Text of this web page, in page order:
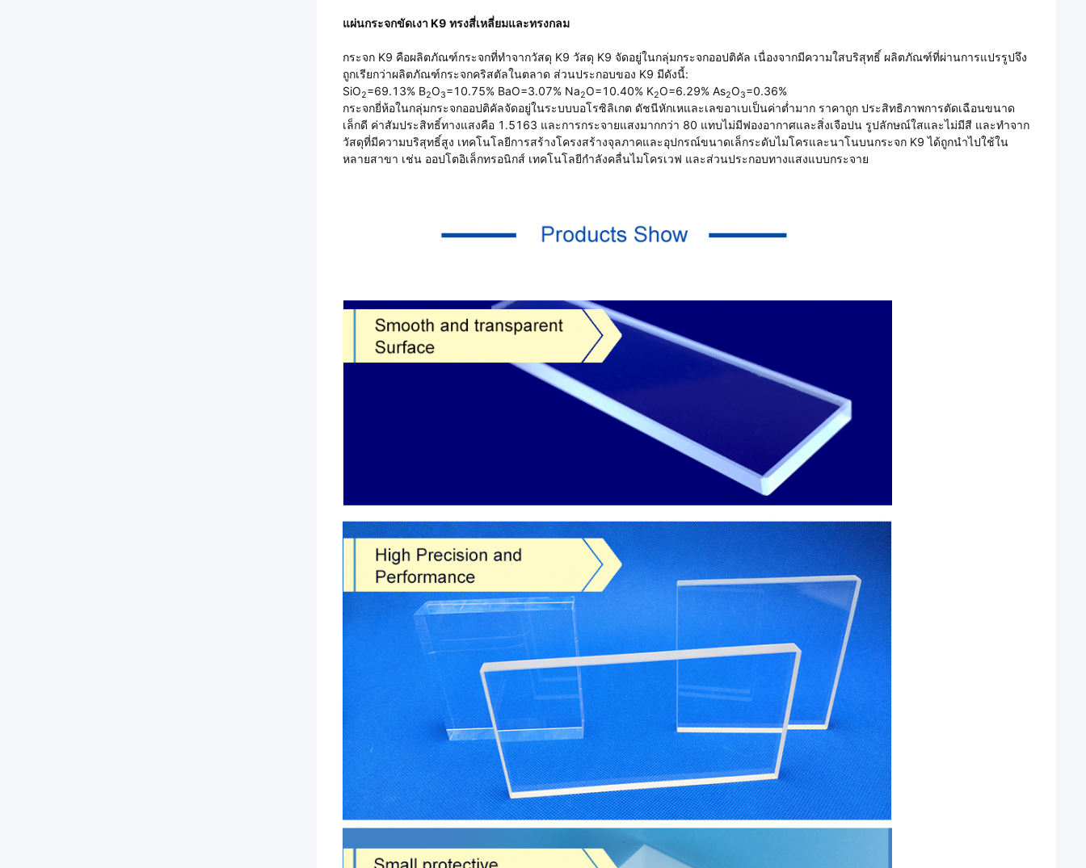
แผ่นกระจกขัดเงา K9 ทรงสี่เหลี่ยมและทรงกลม
กระจก K9 คือผลิตภัณฑ์กระจกที่ทำจากวัสดุ K9 วัสดุ K9 จัดอยู่ในกลุ่มกระจกออปติคัล เนื่องจากมีความใสบริสุทธิ์ ผลิตภัณฑ์ที่ผ่านการแปรรูปจึง
ถูกเรียกว่าผลิตภัณฑ์กระจกคริสตัลในตลาด ส่วนประกอบของ K9 มีดังนี้:
SiO2=69.13% B2O3=10.75% BaO=3.07% Na2O=10.40% K2O=6.29% As2O3=0.36%
กระจกยี่ห้อในกลุ่มกระจกออปติคัลจัดอยู่ในระบบบอโรซิลิเกต ดัชนีหักเหและเลขอาเบเป็นค่าต่ำมาก ราคาถูก ประสิทธิภาพการตัดเฉือนขนาด
เล็กดี ค่าสัมประสิทธิ์ทางแสงคือ 1.5163 และการกระจายแสงมากกว่า 80 แทบไม่มีฟองอากาศและสิ่งเจือปน รูปลักษณ์ใสและไม่มีสี และทำจาก
วัสดุที่มีความบริสุทธิ์สูง เทคโนโลยีการสร้างโครงสร้างจุลภาคและอุปกรณ์ขนาดเล็กระดับไมโครและนาโนบนกระจก K9 ได้ถูกนำไปใช้ใน
หลายสาขา เช่น ออปโตอิเล็กทรอนิกส์ เทคโนโลยีกำลังคลื่นไมโครเวฟ และส่วนประกอบทางแสงแบบกระจาย